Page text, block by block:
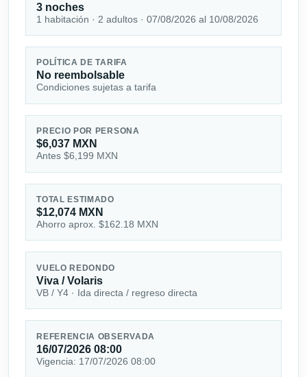
3 noches
1 habitación · 2 adultos · 07/08/2026 al 10/08/2026
POLÍTICA DE TARIFA
No reembolsable
Condiciones sujetas a tarifa
PRECIO POR PERSONA
$6,037 MXN
Antes $6,199 MXN
TOTAL ESTIMADO
$12,074 MXN
Ahorro aprox. $162.18 MXN
VUELO REDONDO
Viva / Volaris
VB / Y4 · Ida directa / regreso directa
REFERENCIA OBSERVADA
16/07/2026 08:00
Vigencia: 17/07/2026 08:00